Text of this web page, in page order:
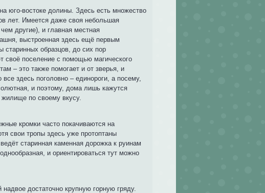
юго-востоке долины. Здесь есть множество
лет. Имеется даже своя небольшая
другие), и главная местная
выстроенная здесь ещё первым
старинных образцов, до сих пор
поселение с помощью магического
– это также помогает и от зверья, и
здесь поголовно – единороги, а посему,
и поэтому, дома лишь кажутся
по своему вкусу.
кромки часто покачиваются на
свои тропы здесь уже протоптаны
старинная каменная дорожка к руинам
и ориентироваться тут можно
достаточно крупную горную гряду.